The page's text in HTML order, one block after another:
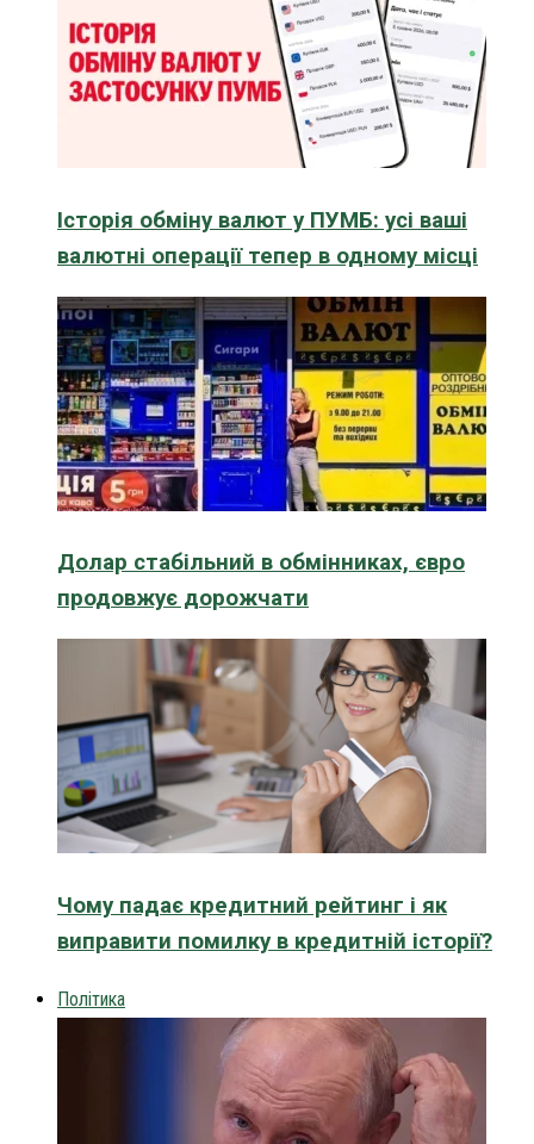
Історія обміну валют у ПУМБ: усі ваші
валютні операції тепер в одному місці
Долар стабільний в обмінниках, євро
продовжує дорожчати
Чому падає кредитний рейтинг і як
виправити помилку в кредитній історії?
Політика